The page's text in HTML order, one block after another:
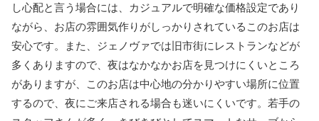
し心配と言う場合には、カジュアルで明確な価格設定であり
ながら、お店の雰囲気作りがしっかりされているこのお店は
安心です。また、ジェノヴァでは旧市街にレストランなどが
多くありますので、夜はなかなかお店を見つけにくいところ
がありますが、このお店は中心地の分かりやすい場所に位置
するので、夜にご来店される場合も迷いにくいです。若手の